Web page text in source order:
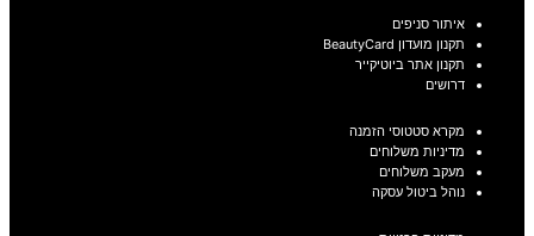
איתור סניפים
תקנון מועדון BeautyCard
תקנון אתר ביוטיקייר
דרושים
מקרא סטטוסי הזמנה
מדיניות משלוחים
מעקב משלוחים
נוהל ביטול עסקה